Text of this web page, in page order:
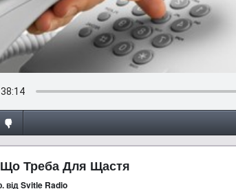
Що Треба Для Щастя
від Svitle Radio